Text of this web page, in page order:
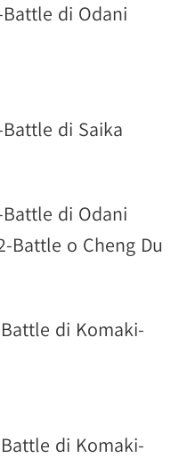
di Odani
di Saika
di Odani
Battle o Cheng Du
di Komaki-
di Komaki-